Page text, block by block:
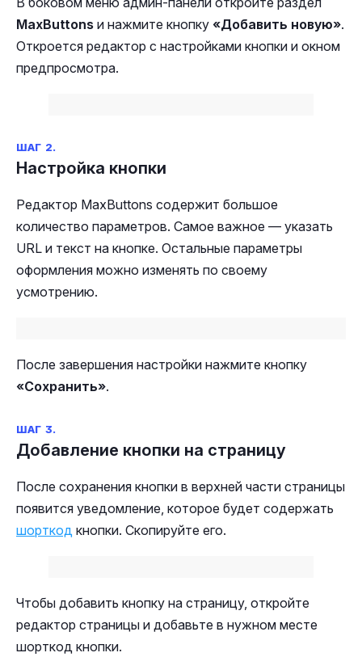
MaxButtons и нажмите кнопку «Добавить новую».
Откроется редактор с настройками кнопки и окном
предпросмотра.
ШАГ 2.
Настройка кнопки
Редактор MaxButtons содержит большое
количество параметров. Самое важное — указать
URL и текст на кнопке. Остальные параметры
оформления можно изменять по своему
усмотрению.
После завершения настройки нажмите кнопку
«Сохранить».
ШАГ 3.
Добавление кнопки на страницу
После сохранения кнопки в верхней части страницы
появится уведомление, которое будет содержать
шорткод кнопки. Скопируйте его.
Чтобы добавить кнопку на страницу, откройте
редактор страницы и добавьте в нужном месте
шорткод кнопки.